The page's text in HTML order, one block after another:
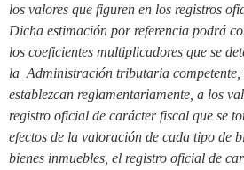
los valores que figuren en los registros
Dicha estimación por referencia podrá
los coeficientes multiplicadores que se
la Administración tributaria competente,
establezcan reglamentariamente, a los
registro oficial de carácter fiscal que se
efectos de la valoración de cada tipo de
bienes inmuebles, el registro oficial de